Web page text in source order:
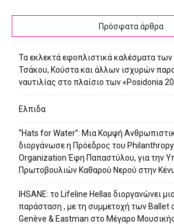
Πρόσφατα άρθρα
Τα εκλεκτά εφοπλιστικά καλέσματα
Τσάκου, Κούστα και άλλων ισχυρών
ναυτιλίας στο πλαίσιο των «Posidonia
Ελπιδα
“Hats for Water”: Μια Κομψή
διοργάνωσε η Πρόεδρος του
Organization Έφη Παπαστύλου, για την
Πρωτοβουλιών Καθαρού Νερού στην
IHSANE: το Lifeline Hellas διοργανώνει
παράσταση , με τη συμμετοχή των Ballet
Genève & Eastman στο Μέγαρο